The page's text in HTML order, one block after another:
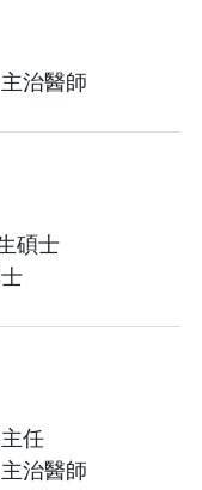
治醫師
碩士
任
治醫師